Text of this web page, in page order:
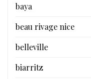
baya
beau rivage nice
belleville
biarritz